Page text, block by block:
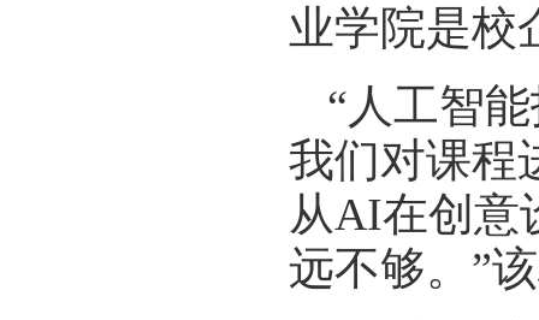
业学院是校
“人工智
我们对课程
从AI在创意
远不够。”